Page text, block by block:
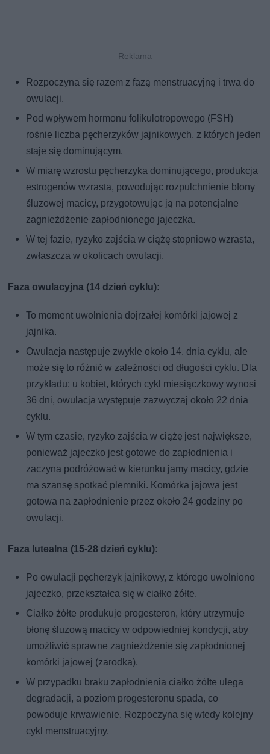
Rozpoczyna się razem z fazą menstruacyjną i trwa do
owulacji.
Pod wpływem hormonu folikulotropowego (FSH)
rośnie liczba pęcherzyków jajnikowych, z których jeden
staje się dominującym.
W miarę wzrostu pęcherzyka dominującego, produkcja
estrogenów wzrasta, powodując rozpulchnienie błony
śluzowej macicy, przygotowując ją na potencjalne
zagnieżdżenie zapłodnionego jajeczka.
W tej fazie, ryzyko zajścia w ciążę stopniowo wzrasta,
zwłaszcza w okolicach owulacji.
Faza owulacyjna (14 dzień cyklu):
To moment uwolnienia dojrzałej komórki jajowej z
jajnika.
Owulacja następuje zwykle około 14. dnia cyklu, ale
może się to różnić w zależności od długości cyklu. Dla
przykładu: u kobiet, których cykl miesiączkowy wynosi
36 dni, owulacja występuje zazwyczaj około 22 dnia
cyklu.
W tym czasie, ryzyko zajścia w ciążę jest największe,
ponieważ jajeczko jest gotowe do zapłodnienia i
zaczyna podróżować w kierunku jamy macicy, gdzie
ma szansę spotkać plemniki. Komórka jajowa jest
gotowa na zapłodnienie przez około 24 godziny po
owulacji.
Faza lutealna (15-28 dzień cyklu):
Po owulacji pęcherzyk jajnikowy, z którego uwolniono
jajeczko, przekształca się w ciałko żółte.
Ciałko żółte produkuje progesteron, który utrzymuje
błonę śluzową macicy w odpowiedniej kondycji, aby
umożliwić sprawne zagnieżdżenie się zapłodnionej
komórki jajowej (zarodka).
W przypadku braku zapłodnienia ciałko żółte ulega
degradacji, a poziom progesteronu spada, co
powoduje krwawienie. Rozpoczyna się wtedy kolejny
cykl menstruacyjny.